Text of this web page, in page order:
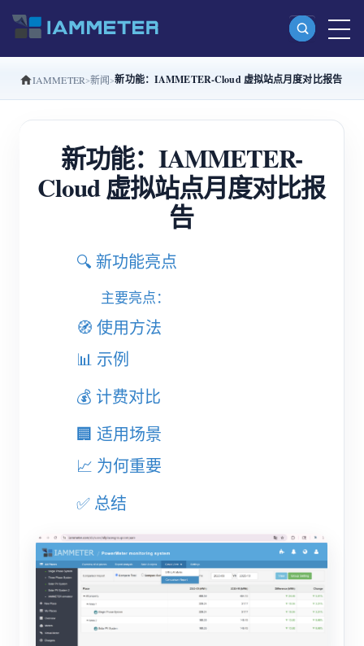
产品
单相 Wi-Fi 电能表 (WEM3080)
分相 Wi-Fi 电能表 (WEM2067)
三相 Wi-Fi 电能表 (WEM3080T)
三相 Wi-Fi 电能表 (WEM3046T)
IAMMETER Cloud Pro
私有化部署服务
电动汽车充电桩
IAMMETER 模拟器
虚拟电表
能源预测与仿真系统
应用
光伏系统能源监控
用电监控
光伏热水器控制系统
家庭自动化
商店
资源
产品快速开始
文档
社区
贡献者计划
IAMMETER 新闻 新功能：IAMMETER-Cloud 虚拟站点月度对比报告
新功能：IAMMETER-
Cloud 虚拟站点月度对比报
告
🔍 新功能亮点
主要亮点：
🧭 使用方法
📊 示例
💰 计费对比
🏢 适用场景
📈 为何重要
✅ 总结